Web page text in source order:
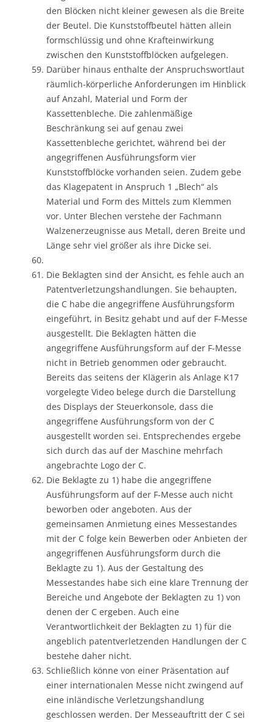
den Blöcken nicht kleiner gewesen als die Breite
der Beutel. Die Kunststoffbeutel hätten allein
formschlüssig und ohne Krafteinwirkung
zwischen den Kunststoffblöcken aufgelegen.
Darüber hinaus enthalte der Anspruchswortlaut
räumlich-körperliche Anforderungen im Hinblick
auf Anzahl, Material und Form der
Kassettenbleche. Die zahlenmäßige
Beschränkung sei auf genau zwei
Kassettenbleche gerichtet, während bei der
angegriffenen Ausführungsform vier
Kunststoffblöcke vorhanden seien. Zudem gebe
das Klagepatent in Anspruch 1 „Blech“ als
Material und Form des Mittels zum Klemmen
vor. Unter Blechen verstehe der Fachmann
Walzenerzeugnisse aus Metall, deren Breite und
Länge sehr viel größer als ihre Dicke sei.
Die Beklagten sind der Ansicht, es fehle auch an
Patentverletzungshandlungen. Sie behaupten,
die C habe die angegriffene Ausführungsform
eingeführt, in Besitz gehabt und auf der F-Messe
ausgestellt. Die Beklagten hätten die
angegriffene Ausführungsform auf der F-Messe
nicht in Betrieb genommen oder gebraucht.
Bereits das seitens der Klägerin als Anlage K17
vorgelegte Video belege durch die Darstellung
des Displays der Steuerkonsole, dass die
angegriffene Ausführungsform von der C
ausgestellt worden sei. Entsprechendes ergebe
sich durch das auf der Maschine mehrfach
angebrachte Logo der C.
Die Beklagte zu 1) habe die angegriffene
Ausführungsform auf der F-Messe auch nicht
beworben oder angeboten. Aus der
gemeinsamen Anmietung eines Messestandes
mit der C folge kein Bewerben oder Anbieten der
angegriffenen Ausführungsform durch die
Beklagte zu 1). Aus der Gestaltung des
Messestandes habe sich eine klare Trennung der
Bereiche und Angebote der Beklagten zu 1) von
denen der C ergeben. Auch eine
Verantwortlichkeit der Beklagten zu 1) für die
angeblich patentverletzenden Handlungen der C
bestehe daher nicht.
Schließlich könne von einer Präsentation auf
einer internationalen Messe nicht zwingend auf
eine inländische Verletzungshandlung
geschlossen werden. Der Messeauftritt der C sei